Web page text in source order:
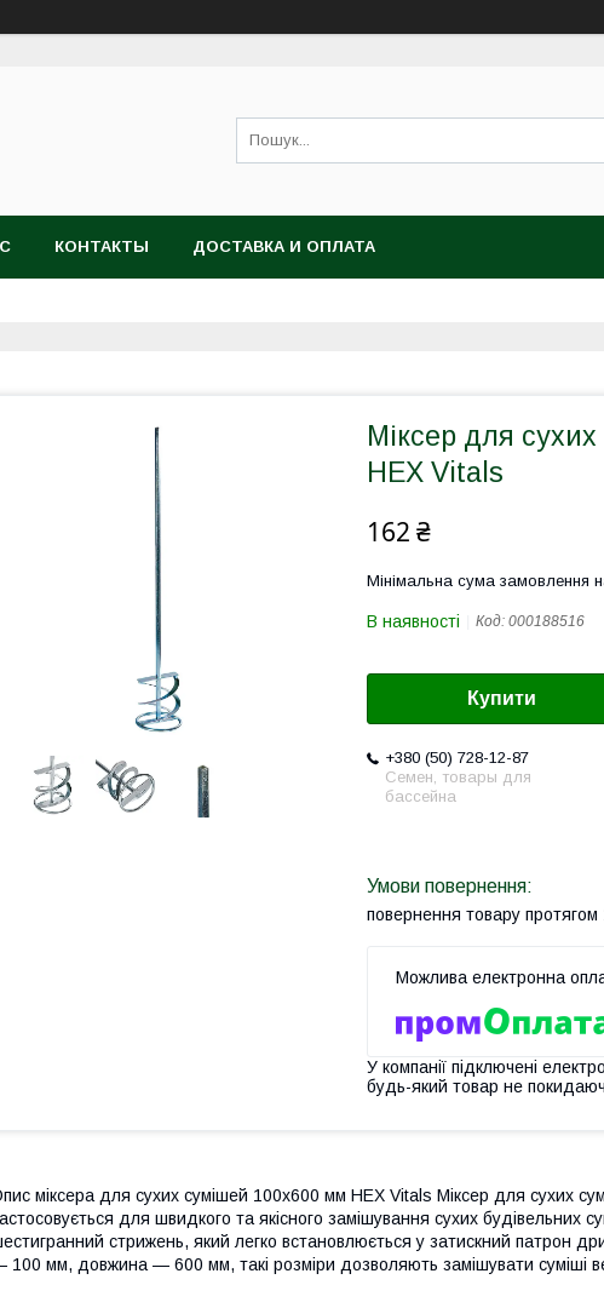
КОНТАКТЫ ДОСТАВКА И ОПЛАТА
Міксер для
HEX Vitals
162 ₴
Мінімальна сума замовлення
В наявності Код: 000188516
Купити
+380 (50) 728-12-87
Семен, товары для
бассейна
повернення товару протягом
У компанії підключені
будь-який товар не
міксера для сухих сумішей 100х600 мм HEX Vitals Міксер для сухих
для швидкого та якісного замішування сухих будівельних
стрижень, який легко встановлюється у затискний патрон
100 мм, довжина — 600 мм, такі розміри дозволяють замішувати суміші